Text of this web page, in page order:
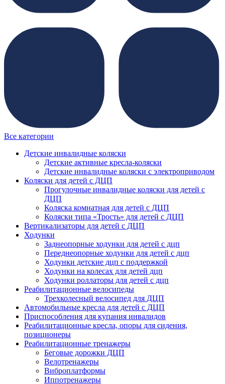
Все категории
Детские инвалидные коляски
Детские активные кресла-коляски
Детские инвалидные коляски с электроприводом
Коляски для детей с ДЦП
Прогулочные инвалидные коляски для детей с
ДЦП
Коляска комнатная для детей с ДЦП
Коляски типа «Трость» для детей с ДЦП
Вертикализаторы для детей с ДЦП
Ходунки
Заднеопорные ходунки для детей с дцп
Переднеопорные ходунки для детей с дцп
Ходунки детские дцп с поддержкой
Ходунки на колесах для детей дцп
Ходунки роллаторы для детей с дцп
Реабилитационные велосипеды
Трехколесный велосипед для ДЦП
Автомобильные кресла для детей с ДЦП
Приспособления для купания инвалидов
Реабилитационные кресла, опоры для сидения,
позиционеры
Реабилитационные тренажеры
Беговые дорожки ДЦП
Велотренажеры
Виброплатформы
Иппотренажеры